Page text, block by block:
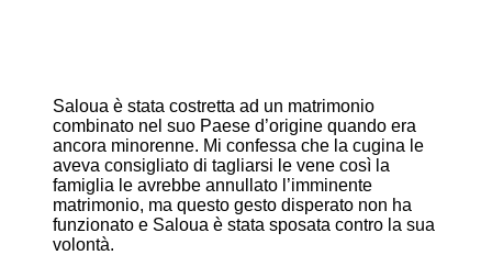
Saloua è stata costretta ad un matrimonio
combinato nel suo Paese d’origine quando era
ancora minorenne. Mi confessa che la cugina le
aveva consigliato di tagliarsi le vene così la
famiglia le avrebbe annullato l’imminente
matrimonio, ma questo gesto disperato non ha
funzionato e Saloua è stata sposata contro la sua
volontà.